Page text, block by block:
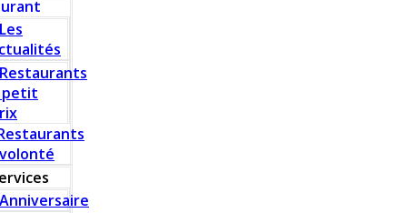
Les
Restaurants
petit
Anniversaire